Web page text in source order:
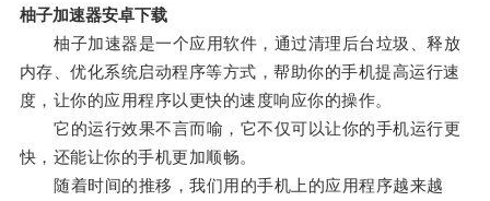
柚子加速器安卓下载
柚子加速器是一个应用软件，通过清理后台垃圾、释放
内存、优化系统启动程序等方式，帮助你的手机提高运行速
度，让你的应用程序以更快的速度响应你的操作。
它的运行效果不言而喻，它不仅可以让你的手机运行更
快，还能让你的手机更加顺畅。
随着时间的推移，我们用的手机上的应用程序越来越